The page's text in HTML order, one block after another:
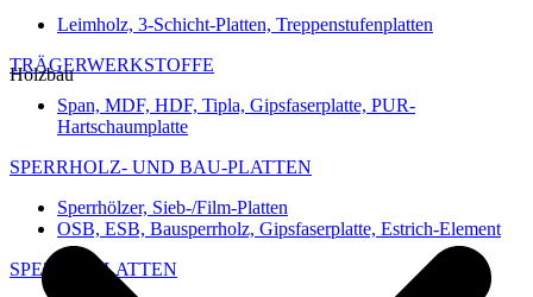
Leimholz, 3-Schicht-Platten, Treppenstufenplatten
TRÄGERWERKSTOFFE
Span, MDF, HDF, Tipla, Gipsfaserplatte, PUR-
Hartschaumplatte
SPERRHOLZ- UND BAU-PLATTEN
Sperrhölzer, Sieb-/Film-Platten
OSB, ESB, Bausperrholz, Gipsfaserplatte, Estrich-Element
SPEZIAL-PLATTEN
Holzbau